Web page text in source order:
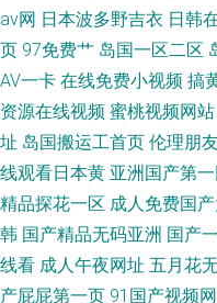
av网 日本波多野吉衣 日韩
页 97免费艹 岛国一区二区
AV一卡 在线免费小视频 搞
资源在线视频 蜜桃视频网站
址 岛国搬运工首页 伦理朋
线观看日本黄 亚洲国产第
精品探花一区 成人免费国
韩 国产精品无码亚洲 国产
线看 成人午夜网址 五月花
产屁屁第一页 91国产视频网